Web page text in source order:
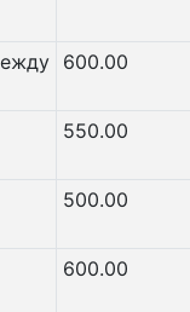
600.00
550.00
500.00
600.00